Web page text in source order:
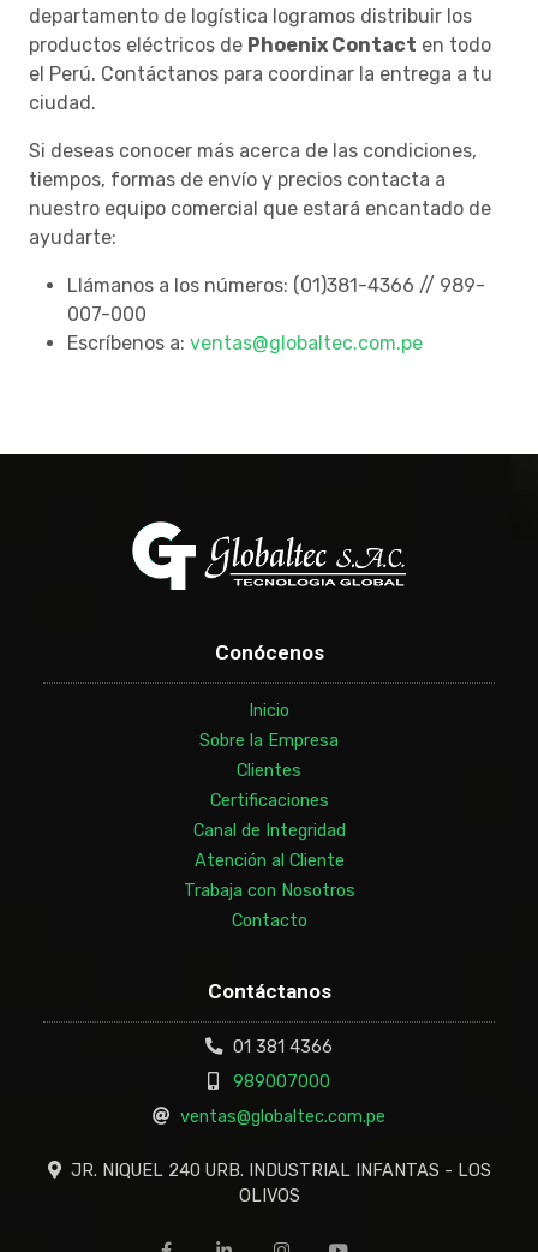
departamento de logística logramos distribuir los
productos eléctricos de Phoenix Contact en todo
el Perú. Contáctanos para coordinar la entrega a tu
ciudad.
Si deseas conocer más acerca de las condiciones,
tiempos, formas de envío y precios contacta a
nuestro equipo comercial que estará encantado de
ayudarte:
Llámanos a los números: (01)381-4366 // 989-
007-000
Escríbenos a: ventas@globaltec.com.pe
Conócenos
Inicio
Sobre la Empresa
Clientes
Certificaciones
Canal de Integridad
Atención al Cliente
Trabaja con Nosotros
Contacto
Contáctanos
01 381 4366
989007000
ventas@globaltec.com.pe
JR. NIQUEL 240 URB. INDUSTRIAL INFANTAS - LOS
OLIVOS